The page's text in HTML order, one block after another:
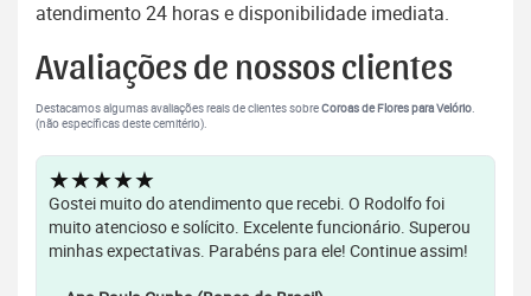
atendimento 24 horas e disponibilidade imediata.
Avaliações de nossos clientes
Destacamos algumas avaliações reais de clientes sobreCoroas de Flores para Velório.
(não específicas deste cemitério).
★★★★★
Gostei muito do atendimento que recebi. O Rodolfo foi
muito atencioso e solícito. Excelente funcionário. Superou
minhas expectativas. Parabéns para ele! Continue assim!